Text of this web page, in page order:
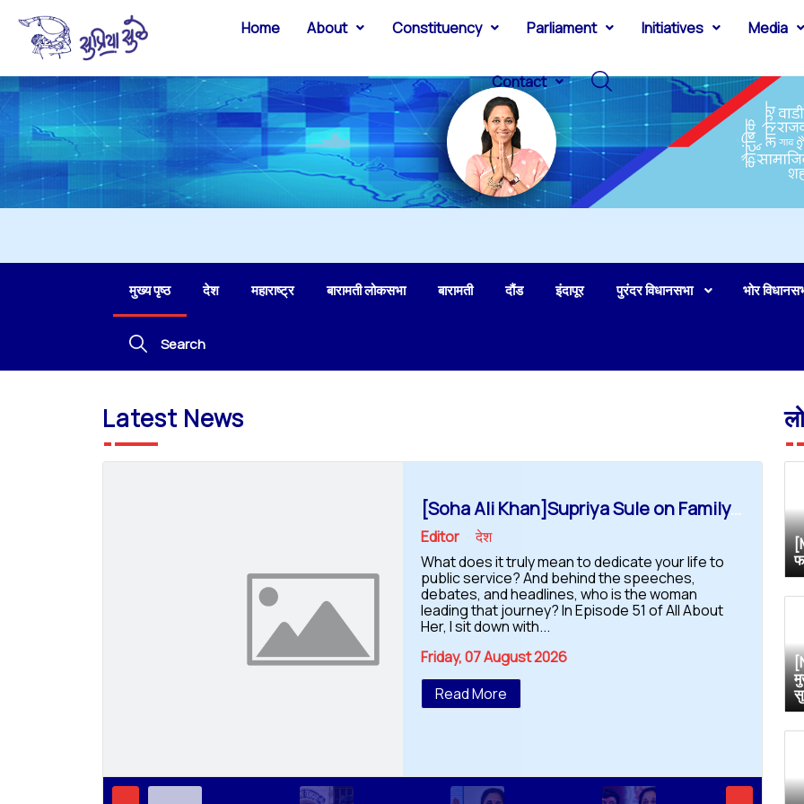
Home About Constituency Parliament Initiatives Media
Contact
मुख्य पृष्ठ देश महाराष्ट्र बारामती लोकसभा बारामती दौंड इंदापूर पुरंदर विधानसभा भोर
Search
Latest News
[Soha Ali Khan]Supriya Sule on Family, Power & Politics | Soha Ali Khan | Supriya Sule | All About Her
Editor
देश
What does it truly mean to dedicate your life to
public service? And behind the speeches,
debates, and headlines, who is the woman
leading that journey? In Episode 51 of All About
Her, I sit down with...
Friday, 07 August 2026
Read More